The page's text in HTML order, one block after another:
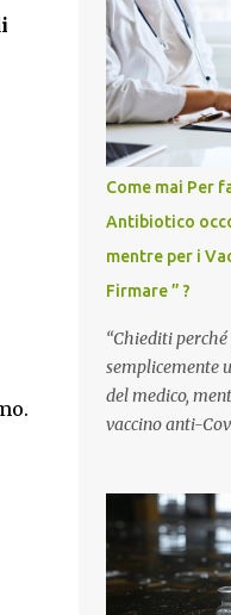
Come mai Per
Antibiotico
mentre per i
Firmare ” ?
“Chiediti
semplicemente
del medico,
vaccino anti-
domanda tanto
quella posta dal
medico, che ha
durante la